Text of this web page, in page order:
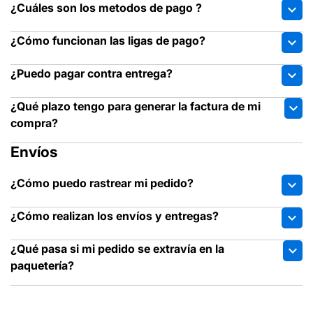
¿Cuáles son los metodos de pago ? expand_more
¿Cómo funcionan las ligas de pago? expand_more
¿Puedo pagar contra entrega? expand_more
¿Qué plazo tengo para generar la factura de mi
compra?
expand_more
Envíos
¿Cómo puedo rastrear mi pedido? expand_more
¿Cómo realizan los envíos y entregas? expand_more
¿Qué pasa si mi pedido se extravía en la
paquetería?
expand_more